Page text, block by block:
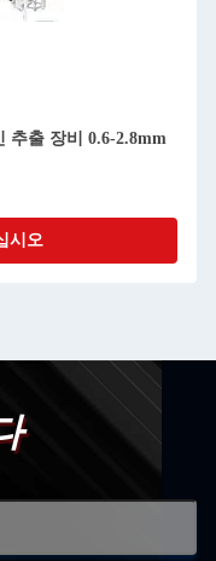
추출 장비 0.6-2.8mm
시오